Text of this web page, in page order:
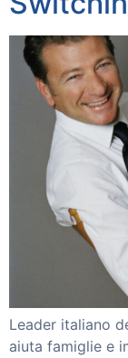
Leader italiano
aiuta famiglie e